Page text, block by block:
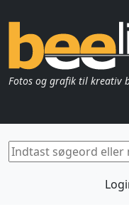
Fotos og grafik til kreativ